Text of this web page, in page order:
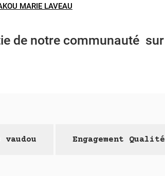
MARIE LAVEAU
de notre communauté sur
Engagement Qualité